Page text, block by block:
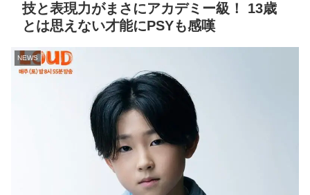
技と表現力がまさにアカデミー級！ 13歳
とは思えない才能にPSYも感嘆
NEWS